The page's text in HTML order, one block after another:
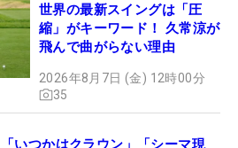
世界の最新スイングは「圧
縮」がキーワード！ 久常涼が
飛んで曲がらない理由
2026年8月7日 (金) 12時00分
35
「いつかはクラウン」「シーマ現